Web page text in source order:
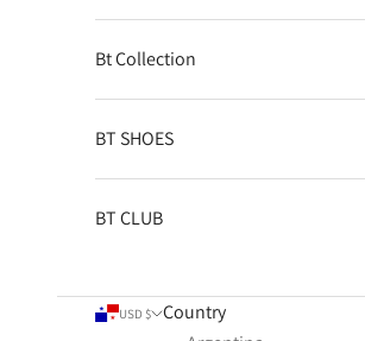
Bt Collection
BT SHOES
BT CLUB
USD $
Country